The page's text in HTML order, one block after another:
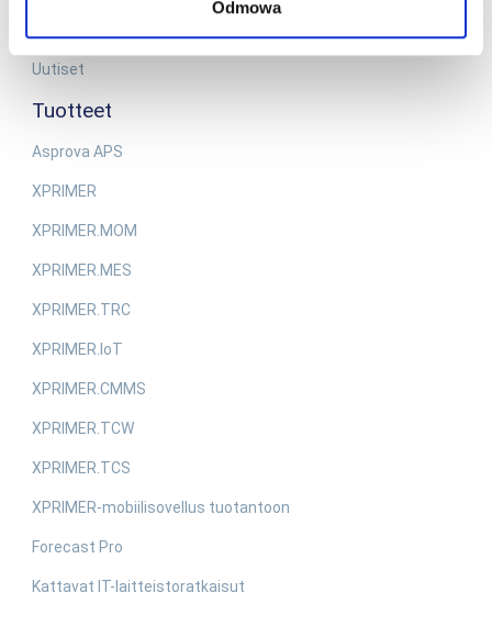
Odmowa
Uutiset
Tuotteet
Asprova APS
XPRIMER
XPRIMER.MOM
XPRIMER.MES
XPRIMER.TRC
XPRIMER.IoT
XPRIMER.CMMS
XPRIMER.TCW
XPRIMER.TCS
XPRIMER-mobiilisovellus tuotantoon
Forecast Pro
Kattavat IT-laitteistoratkaisut